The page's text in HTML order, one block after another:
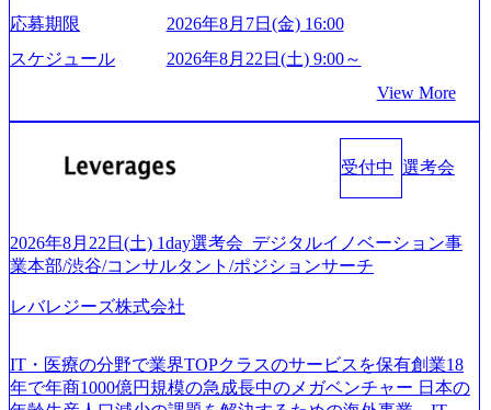
ィ領域における地域活性アプリ企画支援及び実行支援 ・ロ
業支援 ※その他新規事業や既存デジタルトランスフォーメ
ーションの案件が多数 ● コンサルタント プロジェクトにお
は、仮説検証からクライアント向け資料のドラフト作成、
プロジェクトにおける課題/リスク管理などを担当。 ● シニ
アコンサルタント プロジェクトメンバーとしてプロジェク
トの一領域を担う。主な作業としては、As-Is分析、仮説構
ィスカッションペ ーパーの作成などを担当。 ● 裁量権 弊社
は2019年11月に設立され、成長期といわれるフェーズにあ
ります。 事業・組織を拡大していく時期のため、メンバー
や組織がスケールしていく過程を体感できます。 また、希
参加できる環境です。 自ら案件を取り、プロジェクト体制
を作っていくことも可能です。 ● 事業会社機能にも携われ
と幸いです ※1day選考会のご参加希望の方は、事前にGAB
試験を受検いただきます(受験期限は1day選考会実施日の3日
前まで)。 ※ただし、30代以上のコンサルファーム経験3年
以上の方はGAB受検免除、書類選考のみ。 書類選考通過後
に、GAB試験に合格している方へ1day選考会当日のご案内
をさせていただきます。 急速なグローバル化により既存事
業では成長戦略を描く事が困難になった大手企業をサポー
す。 (1)既存または新規大手事業会社から依頼された「経営
戦略」等のコンサルティング支援を行います。クライアン
トは各業界上位5社をターゲットとし、特にCXOクラスから
「新規事業戦略」「既存事業のトランスフォーメーショ
案件をメインとしたコンサルティングを行います ＜プロジ
ェクト一部抜粋＞ ・海外事業(新規・既存)事業のビジネス
グ領域からその実行的側面であるITサービスの提供まで一
貫して支援する総合系・IT系ファームである あらゆる産業
において非常に良質な顧客基盤を築いており、Fortune Globa
手掛けたプロジェクトは「ファーストリテイリングにおけ
るグローバル化」「資生堂グループのDX化支援」「ヴィヴ
ンサルティング活動のみならず、2021年にはKDDIと合弁会
社「ARISE analytics」を設立し、人工知能とデータアナリテ
ジタル人材育成の支援も盛んに行う 採用資料 (https://www.ac
centure.com/content/dam/accenture/final/accenture-com/document-
いて (https://www.accenture.com/content/dam/accenture/final/caree
のキャリアブログ (https://www.accenture.com/jp-ja/blogs/japan-
careers-blog) 江川社長が語る「105点経営」 (https://business.ni
kkei.com/atcl/gen/19/00604/021600008/) 規模拡大で成功する理
応募期限
2026年8月7日(金) 16:00
スケジュール
2026年8月22日(土) 9:00～
View More
受付中 選考会
2026年8月22日(土) 1day選考会_デジタルイノベーション事
業本部/渋谷/コンサルタント/ポジションサーチ
レバレジーズ株式会社
IT・医療の分野で業界TOPクラスのサービスを保有創業18
年で年商1000億円規模の急成長中のメガベンチャー 日本の